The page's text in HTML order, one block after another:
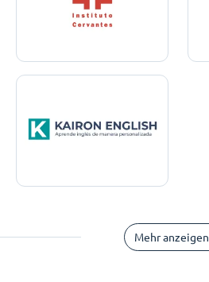
Mehr anzeigen